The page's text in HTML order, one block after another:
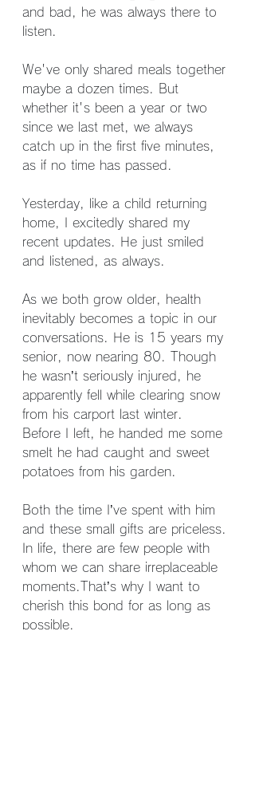
and bad, he was always there to
listen.
We've only shared meals together
maybe a dozen times. But
whether it's been a year or two
since we last met, we always
catch up in the first five minutes,
as if no time has passed.
Yesterday, like a child returning
home, I excitedly shared my
recent updates. He just smiled
and listened, as always.
As we both grow older, health
inevitably becomes a topic in our
conversations. He is 15 years my
senior, now nearing 80. Though
he wasn’t seriously injured, he
apparently fell while clearing snow
from his carport last winter.
Before I left, he handed me some
smelt he had caught and sweet
potatoes from his garden.
Both the time I’ve spent with him
and these small gifts are priceless.
In life, there are few people with
whom we can share irreplaceable
moments.That’s why I want to
cherish this bond for as long as
possible.